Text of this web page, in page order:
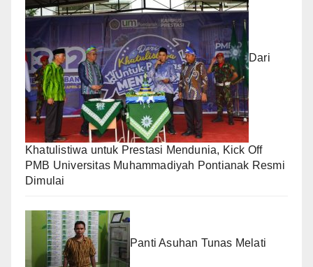
Dari
Khatulistiwa untuk Prestasi Mendunia, Kick Off
PMB Universitas Muhammadiyah Pontianak Resmi
Dimulai
Panti Asuhan Tunas Melati